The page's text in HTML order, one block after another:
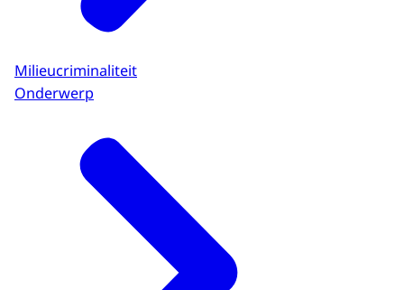
Milieucriminaliteit
Onderwerp